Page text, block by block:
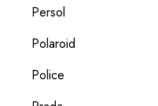
Persol
Polaroid
Police